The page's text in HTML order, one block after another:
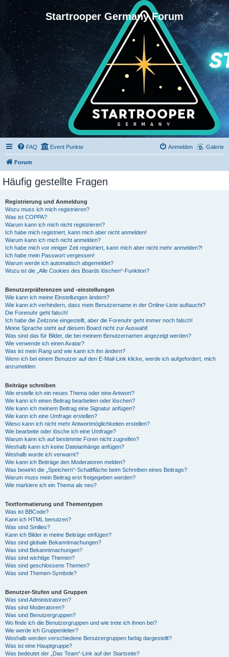
Startrooper Germany Forum
Galerie
FAQ Event Punkte Anmelden
Forum
Häufig gestellte Fragen
Registrierung und Anmeldung
Wozu muss ich mich registrieren?
Was ist COPPA?
Warum kann ich mich nicht registrieren?
Ich habe mich registriert, kann mich aber nicht anmelden!
Warum kann ich mich nicht anmelden?
Ich habe mich vor einiger Zeit registriert, kann mich aber nicht mehr anmelden?!
Ich habe mein Passwort vergessen!
Warum werde ich automatisch abgemeldet?
Wozu ist die „Alle Cookies des Boards löschen“-Funktion?
Benutzerpräferenzen und -einstellungen
Wie kann ich meine Einstellungen ändern?
Wie kann ich verhindern, dass mein Benutzername in der Online-Liste auftaucht?
Die Forenuhr geht falsch!
Ich habe die Zeitzone eingestellt, aber die Forenuhr geht immer noch falsch!
Meine Sprache steht auf diesem Board nicht zur Auswahl!
Was sind das für Bilder, die bei meinem Benutzernamen angezeigt werden?
Wie verwende ich einen Avatar?
Was ist mein Rang und wie kann ich ihn ändern?
Wenn ich bei einem Benutzer auf den E-Mail-Link klicke, werde ich aufgefordert, mich
anzumelden.
Beiträge schreiben
Wie erstelle ich ein neues Thema oder eine Antwort?
Wie kann ich einen Beitrag bearbeiten oder löschen?
Wie kann ich meinem Beitrag eine Signatur anfügen?
Wie kann ich eine Umfrage erstellen?
Wieso kann ich nicht mehr Antwortmöglichkeiten erstellen?
Wie bearbeite oder lösche ich eine Umfrage?
Warum kann ich auf bestimmte Foren nicht zugreifen?
Weshalb kann ich keine Dateianhänge anfügen?
Weshalb wurde ich verwarnt?
Wie kann ich Beiträge den Moderatoren melden?
Was bewirkt die „Speichern“-Schaltfläche beim Schreiben eines Beitrags?
Warum muss mein Beitrag erst freigegeben werden?
Wie markiere ich ein Thema als neu?
Textformatierung und Thementypen
Was ist BBCode?
Kann ich HTML benutzen?
Was sind Smilies?
Kann ich Bilder in meine Beiträge einfügen?
Was sind globale Bekanntmachungen?
Was sind Bekanntmachungen?
Was sind wichtige Themen?
Was sind geschlossene Themen?
Was sind Themen-Symbole?
Benutzer-Stufen und Gruppen
Was sind Administratoren?
Was sind Moderatoren?
Was sind Benutzergruppen?
Wo finde ich die Benutzergruppen und wie trete ich ihnen bei?
Wie werde ich Gruppenleiter?
Weshalb werden verschiedene Benutzergruppen farbig dargestellt?
Was ist eine Hauptgruppe?
Was bedeutet der „Das Team“-Link auf der Startseite?